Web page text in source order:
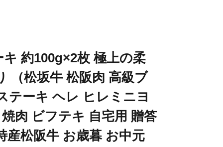
約100g×2枚 極上の柔
（松坂牛 松阪肉 高級ブ
テーキ ヘレ ヒレミニヨ
肉 ビフテキ 自宅用 贈答
産松阪牛 お歳暮 お中元